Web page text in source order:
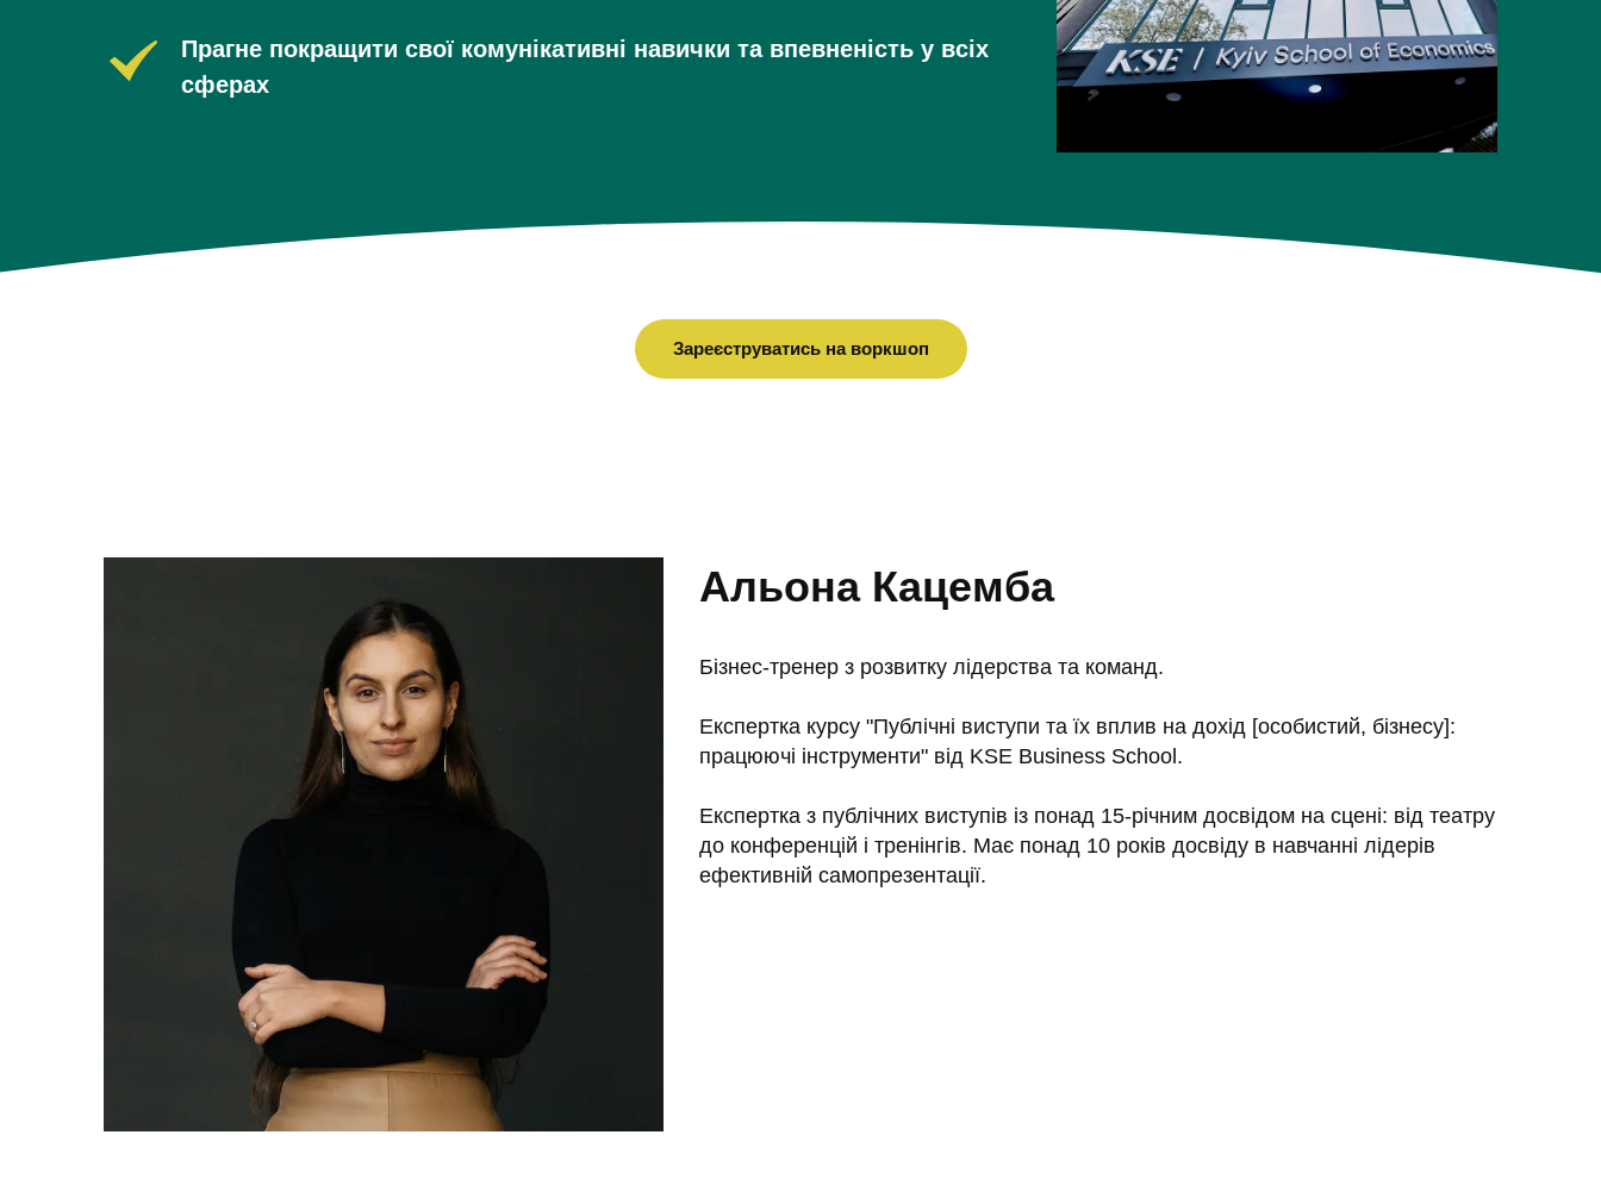
Прагне покращити свої комунікативні навички та впевненість у всіх
сферах
Зареєструватись на воркшоп
Альона Кацемба
Бізнес-тренер з розвитку лідерства та команд.
Експертка курсу "Публічні виступи та їх вплив на дохід [особистий, бізнесу]:
працюючі інструменти" від KSE Business School.
Експертка з публічних виступів із понад 15-річним досвідом на сцені: від театру
до конференцій і тренінгів. Має понад 10 років досвіду в навчанні лідерів
ефективній самопрезентації.